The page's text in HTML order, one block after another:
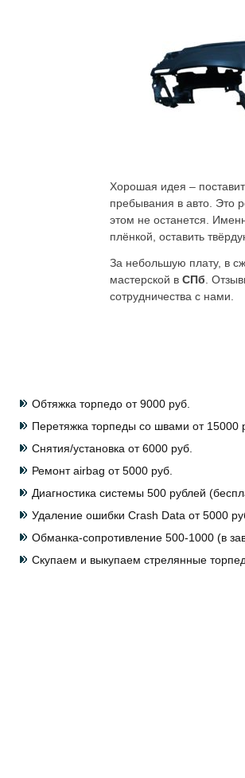
Хорошая идея –
пребывания в авто. Это
этом не останется.
плёнкой, оставить
За небольшую плату, в
мастерской в СПб .
сотрудничества с нами.
Обтяжка торпедо от 9000 руб.
Перетяжка торпеды со швами от 15000
Снятия/установка от 6000 руб.
Ремонт airbag от 5000 руб.
Диагностика системы 500 рублей
Удаление ошибки Crash Data от 5000
Обманка-сопротивление 500-1000 (в
Скупаем и выкупаем стрелянные